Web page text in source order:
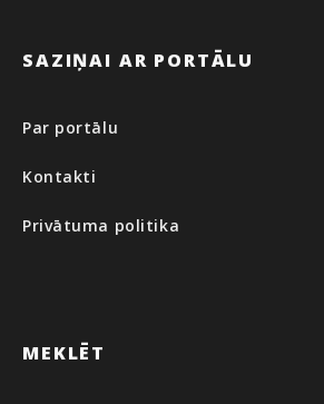
SAZIŅAI AR PORTĀLU
Par portālu
Kontakti
Privātuma politika
MEKLĒT